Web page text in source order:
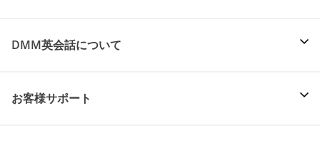
DMM英会話について
お客様サポート